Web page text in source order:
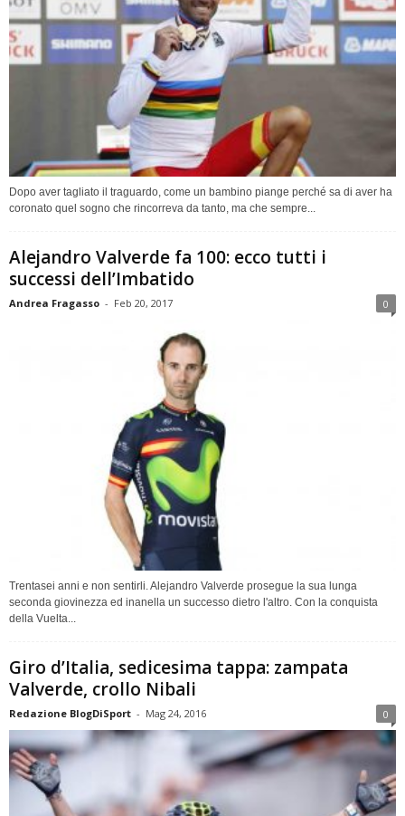
Dopo aver tagliato il traguardo, come un bambino piange perché sa di aver ha
coronato quel sogno che rincorreva da tanto, ma che sempre...
Alejandro Valverde fa 100: ecco tutti i
successi dell’Imbatido
Andrea Fragasso - Feb 20, 2017 0
Trentasei anni e non sentirli. Alejandro Valverde prosegue la sua lunga
seconda giovinezza ed inanella un successo dietro l'altro. Con la conquista
della Vuelta...
Giro d’Italia, sedicesima tappa: zampata
Valverde, crollo Nibali
Redazione BlogDiSport - Mag 24, 2016 0